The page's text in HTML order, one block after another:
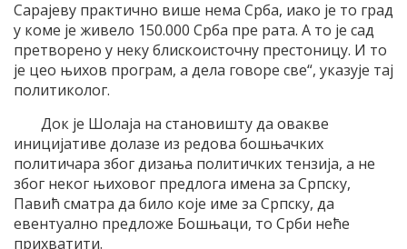
Сарајеву практично више нема Срба, иако је то град
у коме је живело 150.000 Срба пре рата. А то је сад
претворено у неку блискоисточну престоницу. И то
је цео њихов програм, а дела говоре све“, указује тај
политиколог.
Док је Шолаја на становишту да овакве
иницијативе долазе из редова бошњачких
политичара због дизања политичких тензија, а не
због неког њиховог предлога имена за Српску,
Павић сматра да било које име за Српску, да
евентуално предложе Бошњаци, то Срби неће
прихватити.